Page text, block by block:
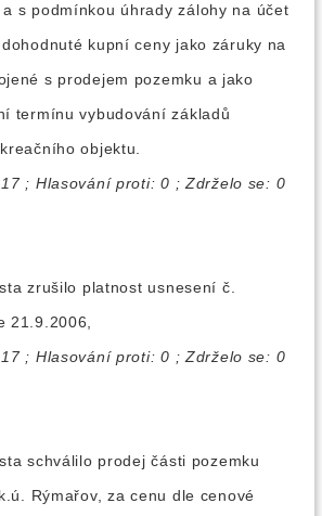
s podmínkou úhrady zálohy na účet
kupní ceny jako záruky na
s prodejem pozemku a jako
termínu vybudování základů
objektu.
; Hlasování proti: 0 ; Zdrželo se: 0
zrušilo platnost usnesení č.
21.9.2006,
; Hlasování proti: 0 ; Zdrželo se: 0
schválilo prodej části pozemku
Rýmařov, za cenu dle cenové